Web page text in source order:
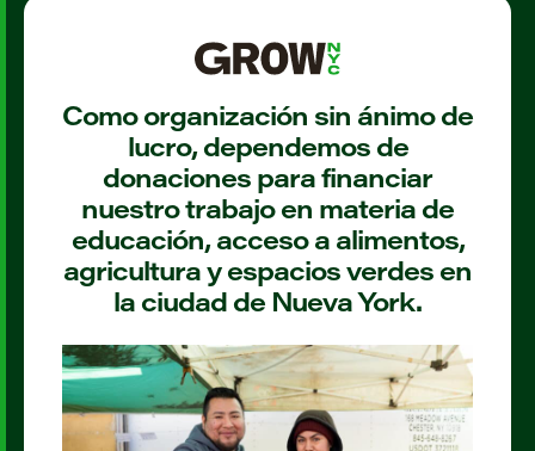
Como organización sin ánimo de
lucro, dependemos de
donaciones para financiar
nuestro trabajo en materia de
educación, acceso a alimentos,
agricultura y espacios verdes en
la ciudad de Nueva York.